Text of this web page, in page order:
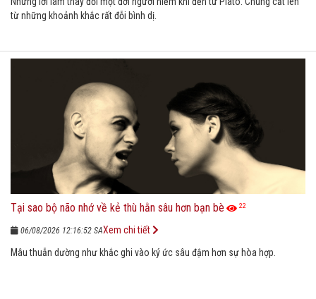
từ những khoảnh khắc rất đỗi bình dị.
Tại sao bộ não nhớ về kẻ thù hằn sâu hơn bạn bè 22
06/08/2026 12:16:52 SA
Mâu thuẫn dường như khắc ghi vào ký ức sâu đậm hơn sự hòa hợp.
Xem chi tiết